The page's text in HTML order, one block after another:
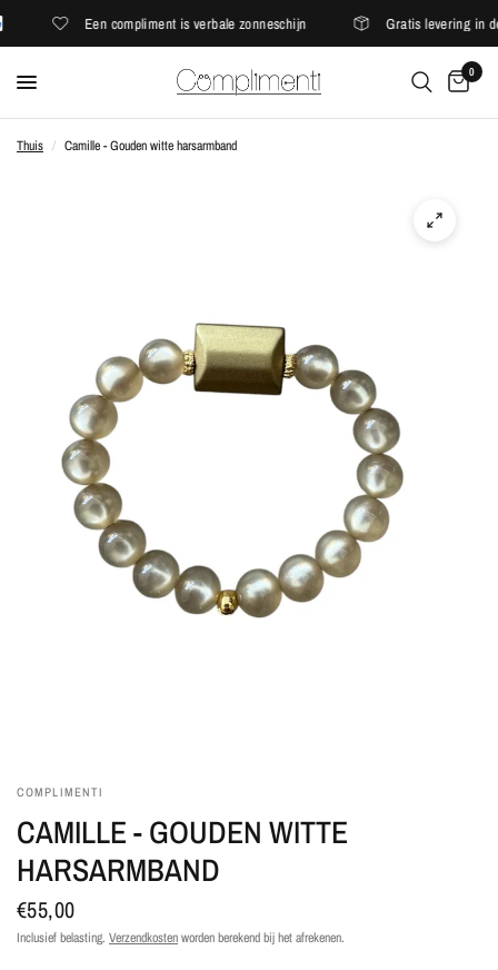
Een compliment is verbale zonneschijn Gratis levering in de
0
Thuis / Camille - Gouden witte harsarmband
COMPLIMENTI
CAMILLE - GOUDEN WITTE
HARSARMBAND
€55,00
Inclusief belasting. Verzendkostenworden berekend bij het afrekenen.